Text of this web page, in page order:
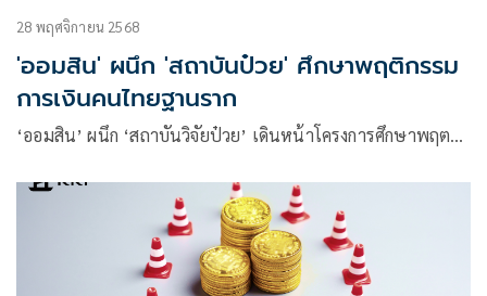
28 พฤศจิกายน 2568
'ออมสิน' ผนึก 'สถาบันป๋วย' ศึกษาพฤติกรรม
การเงินคนไทยฐานราก
‘ออมสิน’ ผนึก ‘สถาบันวิจัยป๋วย’ เดินหน้าโครงการศึกษาพฤต…